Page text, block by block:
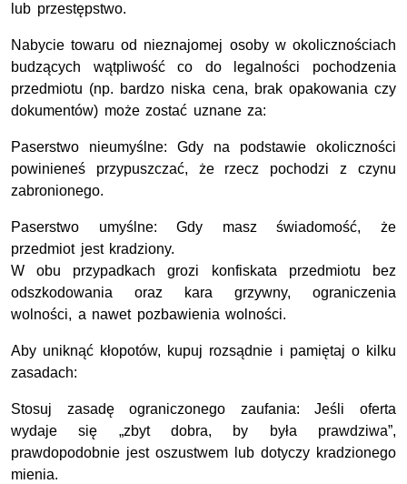
lub przestępstwo.
Nabycie towaru od nieznajomej osoby w okolicznościach
budzących wątpliwość co do legalności pochodzenia
przedmiotu (np. bardzo niska cena, brak opakowania czy
dokumentów) może zostać uznane za:
Paserstwo nieumyślne: Gdy na podstawie okoliczności
powinieneś przypuszczać, że rzecz pochodzi z czynu
zabronionego.
Paserstwo umyślne: Gdy masz świadomość, że
przedmiot jest kradziony.
W obu przypadkach grozi konfiskata przedmiotu bez
odszkodowania oraz kara grzywny, ograniczenia
wolności, a nawet pozbawienia wolności.
Aby uniknąć kłopotów, kupuj rozsądnie i pamiętaj o kilku
zasadach:
Stosuj zasadę ograniczonego zaufania: Jeśli oferta
wydaje się „zbyt dobra, by była prawdziwa”,
prawdopodobnie jest oszustwem lub dotyczy kradzionego
mienia.